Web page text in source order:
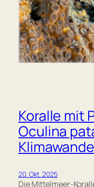
Koralle mit
Oculina
20. Okt. 2025
Die Mittelmeer-